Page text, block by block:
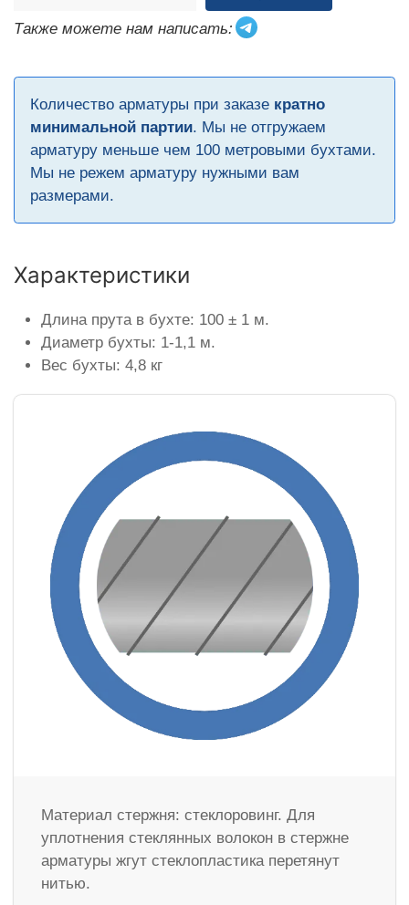
Также можете нам написать:
Количество арматуры при заказе кратно
минимальной партии. Мы не отгружаем
арматуру меньше чем 100 метровыми бухтами.
Мы не режем арматуру нужными вам
размерами.
Характеристики
Длина прута в бухте: 100 ± 1 м.
Диаметр бухты: 1-1,1 м.
Вес бухты: 4,8 кг
Материал стержня: стеклоровинг. Для
уплотнения стеклянных волокон в стержне
арматуры жгут стеклопластика перетянут
нитью.